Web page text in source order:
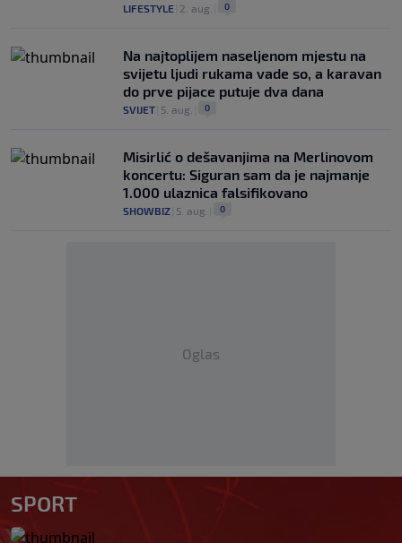
LIFESTYLE 2. aug. 0
Na najtoplijem naseljenom mjestu na
svijetu ljudi rukama vade so, a karavan
do prve pijace putuje dva dana
SVIJET 5. aug. 0
Misirlić o dešavanjima na Merlinovom
koncertu: Siguran sam da je najmanje
1.000 ulaznica falsifikovano
SHOWBIZ 5. aug. 0
Oglas
SPORT